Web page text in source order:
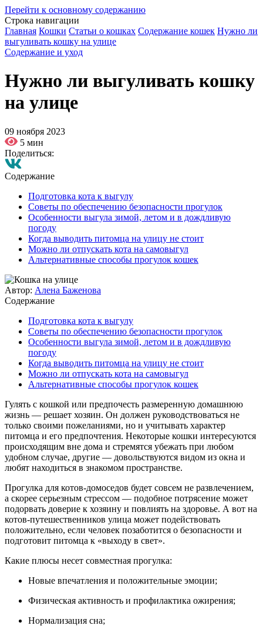
Перейти к основному содержанию
Строка навигации
Главная Кошки Статьи о кошках Содержание кошек Нужно ли
выгуливать кошку на улице
Содержание и уход
Нужно ли выгуливать кошку
на улице
09 ноября 2023
5 мин
Поделиться:
Содержание
Подготовка кота к выгулу
Советы по обеспечению безопасности прогулок
Особенности выгула зимой, летом и в дождливую
погоду
Когда выводить питомца на улицу не стоит
Можно ли отпускать кота на самовыгул
Альтернативные способы прогулок кошек
Автор: Алена Баженова
Содержание
Подготовка кота к выгулу
Советы по обеспечению безопасности прогулок
Особенности выгула зимой, летом и в дождливую
погоду
Когда выводить питомца на улицу не стоит
Можно ли отпускать кота на самовыгул
Альтернативные способы прогулок кошек
Гулять с кошкой или предпочесть размеренную домашнюю
жизнь — решает хозяин. Он должен руководствоваться не
только своими пожеланиями, но и учитывать характер
питомца и его предпочтения. Некоторые кошки интересуются
происходящим вне дома и стремятся убежать при любом
удобном случае, другие — довольствуются видом из окна и
любят находиться в знакомом пространстве.
Прогулка для котов-домоседов будет совсем не развлечением,
а скорее серьезным стрессом — подобное потрясение может
подорвать доверие к хозяину и повлиять на здоровье. А вот на
котов-путешественников улица может подействовать
положительно, если человек позаботится о безопасности и
подготовит питомца к «выходу в свет».
Какие плюсы несет совместная прогулка:
Новые впечатления и положительные эмоции;
Физическая активность и профилактика ожирения;
Нормализация сна;